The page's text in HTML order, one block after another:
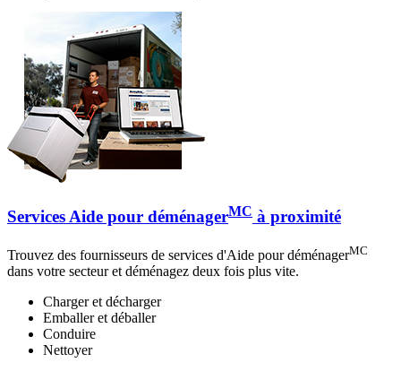
Services Aide pour déménagerMC à proximité
Trouvez des fournisseurs de services d'Aide pour déménagerMC
dans votre secteur et déménagez deux fois plus vite.
Charger et décharger
Emballer et déballer
Conduire
Nettoyer